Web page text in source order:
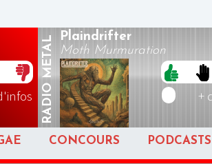
RADIO
METAL Plaindrifter
Moth Murmuration
+
CONCOURS PODCASTS